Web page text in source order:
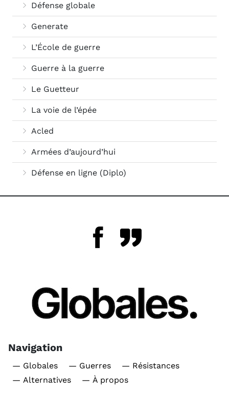
Défense globale
Generate
L’École de guerre
Guerre à la guerre
Le Guetteur
La voie de l’épée
Acled
Armées d’aujourd’hui
Défense en ligne (Diplo)
Navigation
— Globales — Guerres
— Résistances
— Alternatives
— À propos